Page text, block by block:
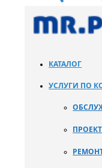
КАТАЛОГ
УСЛУГИ ПО